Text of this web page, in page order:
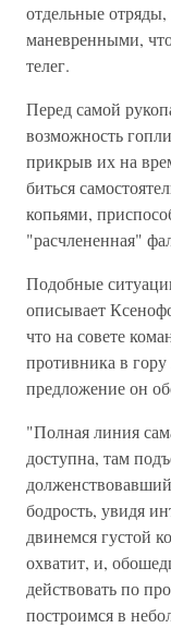
отдельные
маневренными,
телег.
Перед самой
возможность
прикрыв их на
биться
копьями,
"расчлененная"
Подобные
описывает
что на совете
противника в
предложение он
"Полная линия
доступна, там
бодрость, увидя
двинемся густой
охватит, и,
действовать по
построимся в